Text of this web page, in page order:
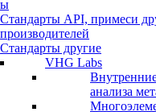
Стандарты API, примеси
производителей
Стандарты другие
VHG Labs
анализа